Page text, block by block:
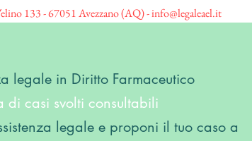
133 - 67051 Avezzano (AQ) -info@legaleael.it
legale in Diritto Farmaceutico
di casi svolti consultabili
legale e proponi il tuo caso a